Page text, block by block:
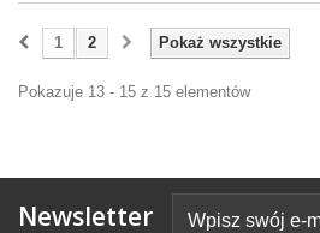
Pokaż wszystkie
1 2
Pokazuje 13 - 15 z 15 elementów
Newsletter